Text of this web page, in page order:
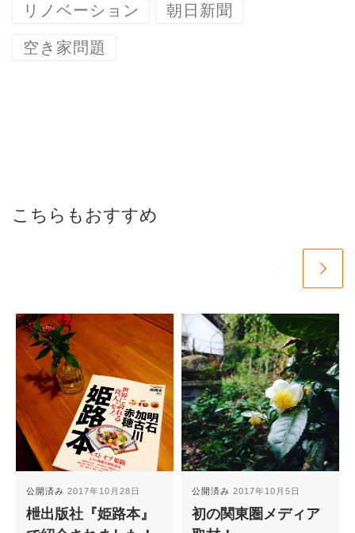
リノベーション 朝日新聞
空き家問題
こちらもおすすめ
公開済み2017年10月28日
枻出版社『姫路本』
公開済み2017年10月5日
初の関東圏メディア